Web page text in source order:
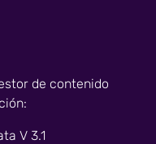
de contenido
V 3.1